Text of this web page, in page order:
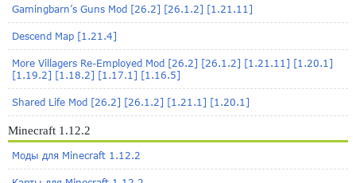
Gamingbarn’s Guns Mod [26.2] [26.1.2] [1.21.11]
Descend Map [1.21.4]
More Villagers Re-Employed Mod [26.2] [26.1.2] [1.21.11] [1.20.1]
[1.19.2] [1.18.2] [1.17.1] [1.16.5]
Shared Life Mod [26.2] [26.1.2] [1.21.1] [1.20.1]
Minecraft 1.12.2
Моды для Minecraft 1.12.2